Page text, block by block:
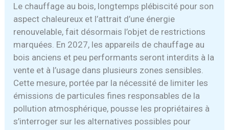
Le chauffage au bois, longtemps plébiscité pour son
aspect chaleureux et l’attrait d’une énergie
renouvelable, fait désormais l’objet de restrictions
marquées. En 2027, les appareils de chauffage au
bois anciens et peu performants seront interdits à la
vente et à l’usage dans plusieurs zones sensibles.
Cette mesure, portée par la nécessité de limiter les
émissions de particules fines responsables de la
pollution atmosphérique, pousse les propriétaires à
s’interroger sur les alternatives possibles pour